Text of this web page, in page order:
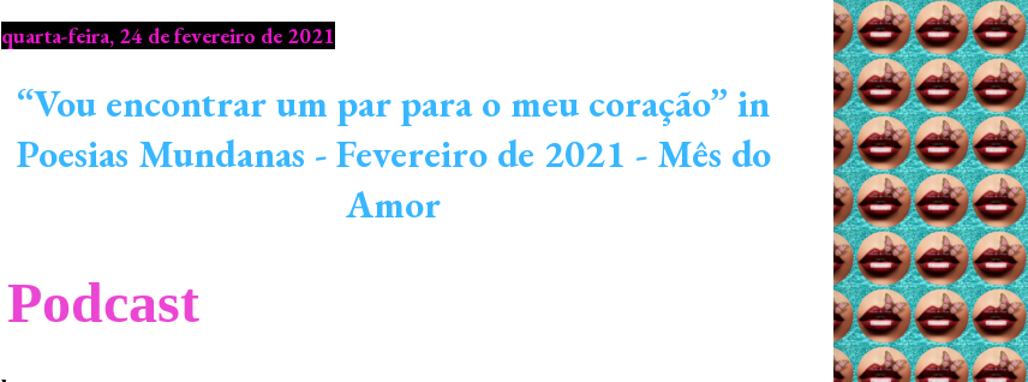
quarta-feira, 24 de fevereiro de 2021
“Vou encontrar um par para o meu coração” in
Poesias Mundanas - Fevereiro de 2021 - Mês do
Amor
Podcast